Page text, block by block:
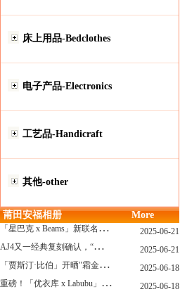
床上用品-Bedclothes
电子产品-Electronics
工艺品-Handicraft
其他-other
莆田安福相册 More
「
星巴克 x Beams」新联名系列曝光，定档发售！ 2025-06-21
A
J4又一经典复刻确认，“黑猫”配色发售日公布了！ 2025-06-21
「
贾斯汀·比伯」开晒"霜金爱彼AP"皇家橡树，破产？不可能的... 2025-06-18
重
磅！「优衣库 x Labubu」联名2.0计划曝光，单品清单泄露！ 2025-06-18